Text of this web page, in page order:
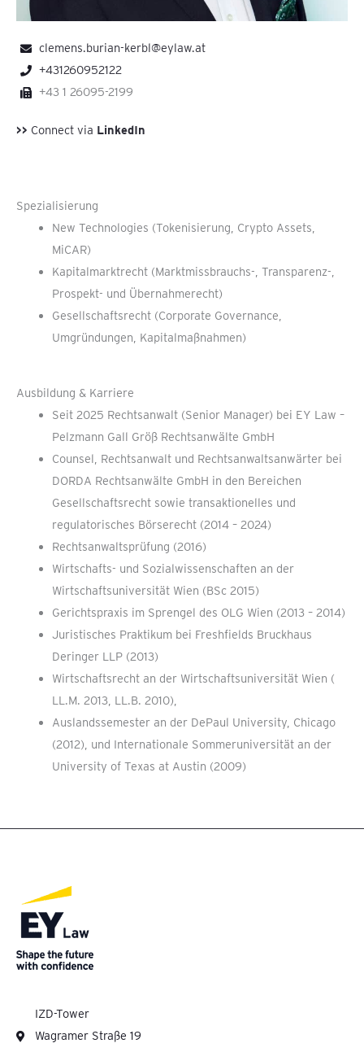
clemens.burian-kerbl@eylaw.at
+431260952122
+43 1 26095-2199
>> Connect via LinkedIn
Spezialisierung
New Technologies (Tokenisierung, Crypto Assets,
MiCAR)
Kapitalmarktrecht (Marktmissbrauchs-, Transparenz-,
Prospekt- und Übernahmerecht)
Gesellschaftsrecht (Corporate Governance,
Umgründungen, Kapitalmaßnahmen)
Ausbildung & Karriere
Seit 2025 Rechtsanwalt (Senior Manager) bei EY Law –
Pelzmann Gall Größ Rechtsanwälte GmbH
Counsel, Rechtsanwalt und Rechtsanwaltsanwärter bei
DORDA Rechtsanwälte GmbH in den Bereichen
Gesellschaftsrecht sowie transaktionelles und
regulatorisches Börserecht (2014 – 2024)
Rechtsanwaltsprüfung (2016)
Wirtschafts- und Sozialwissenschaften an der
Wirtschaftsuniversität Wien (BSc 2015)
Gerichtspraxis im Sprengel des OLG Wien (2013 – 2014)
Juristisches Praktikum bei Freshfields Bruckhaus
Deringer LLP (2013)
Wirtschaftsrecht an der Wirtschaftsuniversität Wien (
LL.M. 2013, LL.B. 2010),
Auslandssemester an der DePaul University, Chicago
(2012), und Internationale Sommeruniversität an der
University of Texas at Austin (2009)
IZD-Tower
Wagramer Straße 19